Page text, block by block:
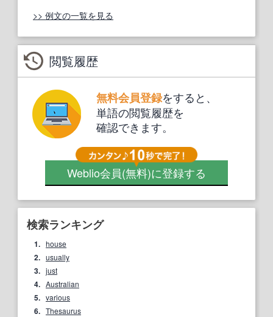
>> 例文の一覧を見る
閲覧履歴
無料会員登録をすると、
単語の閲覧履歴を
確認できます。
Weblio会員(無料)に登録する
検索ランキング
1. house
2. usually
3. just
4. Australian
5. various
6. Thesaurus